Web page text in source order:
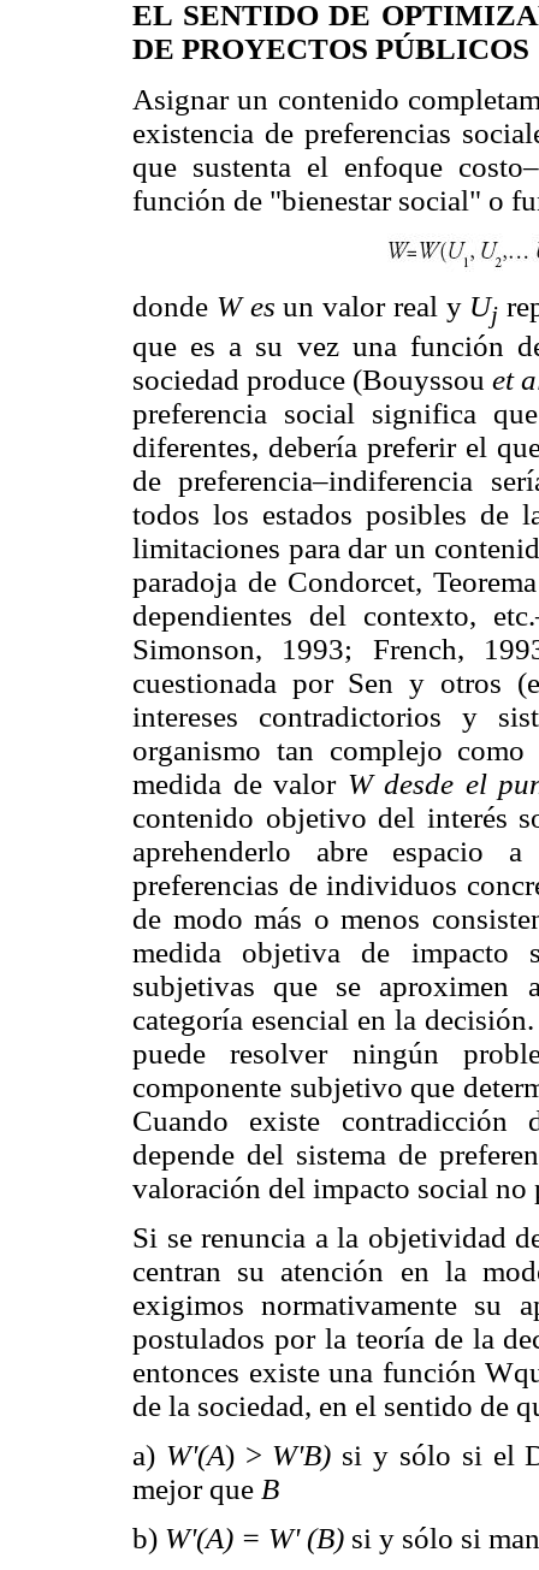
EL SENTIDO DE
DE PROYECTOS PÚBLICOS
Asignar un contenido
existencia de preferencias
que sustenta el enfoque
función de "bienestar social" o
donde W esun valor real y Uj
que es a su vez una función
sociedad produce (Bouyssou et
preferencia social significa
diferentes, debería preferir el
de preferencia–indiferencia
todos los estados posibles de
limitaciones para dar un
paradoja de Condorcet,
dependientes del contexto,
Simonson, 1993; French,
cuestionada por Sen y otros
intereses contradictorios y
organismo tan complejo
medida de valor W desde el
contenido objetivo del interés
aprehenderlo abre espacio
preferencias de individuos
de modo más o menos
medida objetiva de impacto
subjetivas que se aproximen
categoría esencial en la
puede resolver ningún
componente subjetivo que
Cuando existe
depende del sistema de
valoración del impacto social no
Si se renuncia a la objetividad
centran su atención en la
exigimos normativamente su
postulados por la teoría de la
entonces existe una función
de la sociedad, en el sentido de
a) W'(A) > W'B) si y sólo si el
mejor que B
b) W'(A) = W' (B) si y sólo si